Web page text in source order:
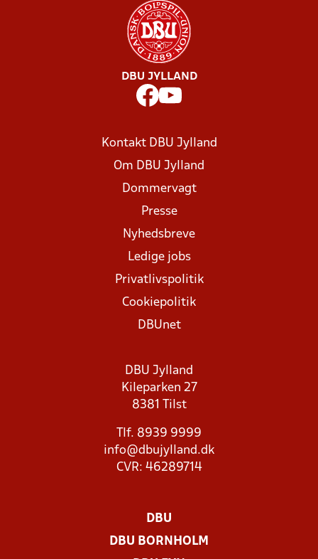
DBU JYLLAND
Kontakt DBU Jylland
Om DBU Jylland
Dommervagt
Presse
Nyhedsbreve
Ledige jobs
Privatlivspolitik
Cookiepolitik
DBUnet
DBU Jylland
Kileparken 27
8381 Tilst
Tlf. 8939 9999
info@dbujylland.dk
CVR: 46289714
DBU
DBU BORNHOLM